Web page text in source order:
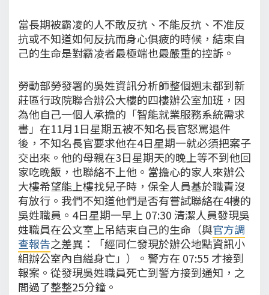
當長期被霸凌的人不敢反抗、不能反抗、不准反
抗或不知道如何反抗而身心俱疲的時候，結束自
己的生命是對霸凌者最極端也最嚴重的控訴。
勞動部勞發署的吳姓資訊分析師整個週末都到新
莊區行政院聯合辦公大樓的四樓辦公室加班，因
為他自己一個人承擔的「智能就業服務系統需求
書」在11月1日星期五被不知名長官怒罵退件
後，不知名長官要求他在4日星期一就必須把案子
交出來。他的母親在3日星期天的晚上等不到他回
家吃晚飯，也聯絡不上他。當擔心的家人來辦公
大樓希望能上樓找兒子時，保全人員基於職責沒
有放行。我們不知道他們是否有嘗試聯絡在4樓的
吳姓職員。4日星期一早上 07:30 清潔人員發現吳
姓職員在公文室上吊結束自己的生命（與官方調
查報告之差異：「經同仁發現於辦公地點資訊小
組辦公室內自縊身亡」）。警方在 07:55 才接到
報案。從發現吳姓職員死亡到警方接到通知，之
間過了整整25分鐘。